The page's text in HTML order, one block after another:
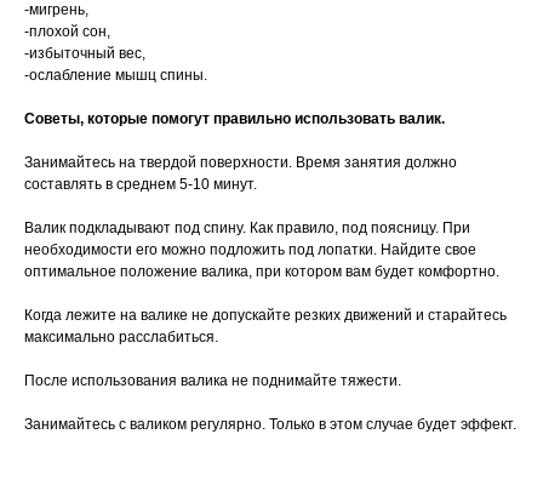
-мигрень,
-плохой сон,
-избыточный вес,
-ослабление мышц спины.
Советы, которые помогут правильно использовать валик.
Занимайтесь на твердой поверхности. Время занятия должно
составлять в среднем 5-10 минут.
Валик подкладывают под спину. Как правило, под поясницу. При
необходимости его можно подложить под лопатки. Найдите свое
оптимальное положение валика, при котором вам будет комфортно.
Когда лежите на валике не допускайте резких движений и старайтесь
максимально расслабиться.
После использования валика не поднимайте тяжести.
Занимайтесь с валиком регулярно. Только в этом случае будет эффект.